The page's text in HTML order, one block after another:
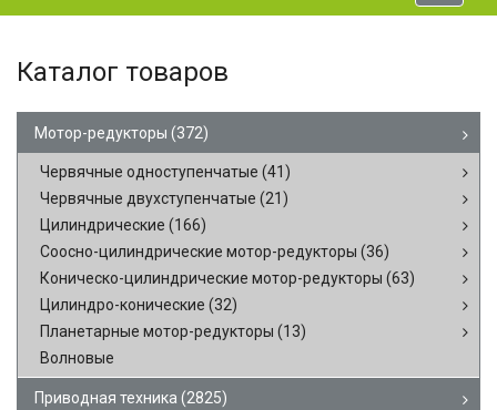
Каталог товаров
Мотор-редукторы (372)
Червячные одноступенчатые (41)
Червячные двухступенчатые (21)
Цилиндрические (166)
Соосно-цилиндрические мотор-редукторы (36)
Коническо-цилиндрические мотор-редукторы (63)
Цилиндро-конические (32)
Планетарные мотор-редукторы (13)
Волновые
Приводная техника (2825)